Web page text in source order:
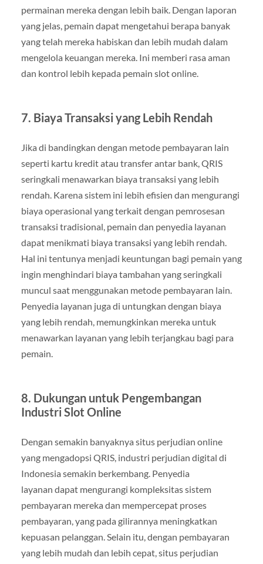
permainan mereka dengan lebih baik. Dengan laporan
yang jelas, pemain dapat mengetahui berapa banyak
yang telah mereka habiskan dan lebih mudah dalam
mengelola keuangan mereka. Ini memberi rasa aman
dan kontrol lebih kepada pemain slot online.
7. Biaya Transaksi yang Lebih Rendah
Jika di bandingkan dengan metode pembayaran lain
seperti kartu kredit atau transfer antar bank, QRIS
seringkali menawarkan biaya transaksi yang lebih
rendah. Karena sistem ini lebih efisien dan mengurangi
biaya operasional yang terkait dengan pemrosesan
transaksi tradisional, pemain dan penyedia layanan
dapat menikmati biaya transaksi yang lebih rendah.
Hal ini tentunya menjadi keuntungan bagi pemain yang
ingin menghindari biaya tambahan yang seringkali
muncul saat menggunakan metode pembayaran lain.
Penyedia layanan juga di untungkan dengan biaya
yang lebih rendah, memungkinkan mereka untuk
menawarkan layanan yang lebih terjangkau bagi para
pemain.
8. Dukungan untuk Pengembangan
Industri Slot Online
Dengan semakin banyaknya situs perjudian online
yang mengadopsi QRIS, industri perjudian digital di
Indonesia semakin berkembang. Penyedia
layanan dapat mengurangi kompleksitas sistem
pembayaran mereka dan mempercepat proses
pembayaran, yang pada gilirannya meningkatkan
kepuasan pelanggan. Selain itu, dengan pembayaran
yang lebih mudah dan lebih cepat, situs perjudian